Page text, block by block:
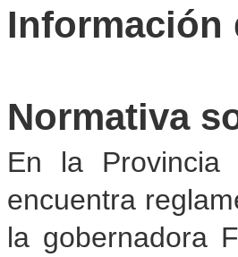
Normativa
En la
encuentra
la gobernadora